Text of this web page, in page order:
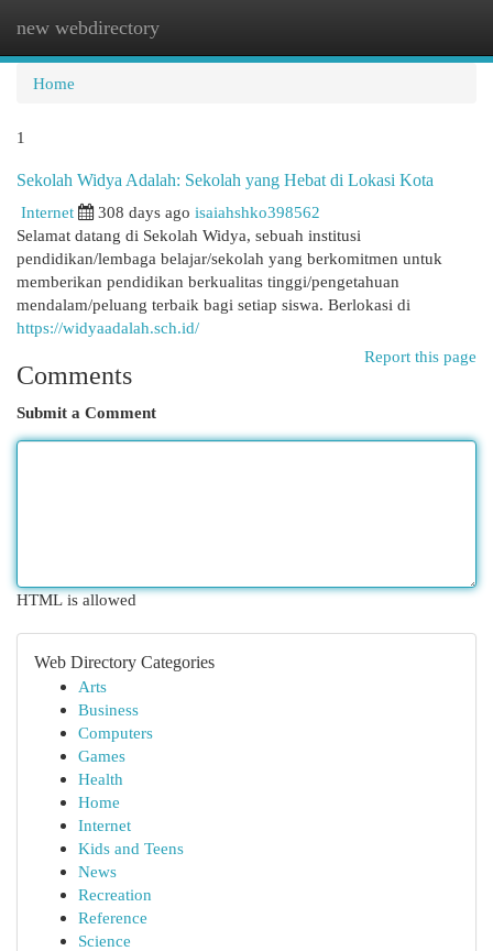
new webdirectory
Home
1
Sekolah Widya Adalah: Sekolah yang Hebat di Lokasi Kota
Internet
308 days ago isaiahshko398562
Selamat datang di Sekolah Widya, sebuah institusi
pendidikan/lembaga belajar/sekolah yang berkomitmen untuk
memberikan pendidikan berkualitas tinggi/pengetahuan
mendalam/peluang terbaik bagi setiap siswa. Berlokasi di
https://widyaadalah.sch.id/
Report this page
Comments
Submit a Comment
HTML is allowed
Web Directory Categories
Arts
Business
Computers
Games
Health
Home
Internet
Kids and Teens
News
Recreation
Reference
Science